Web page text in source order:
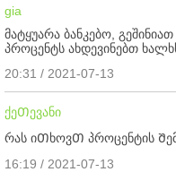
gia
მატყუარა ბანკებო,
პროცენტს ახდევინებთ
20:31 / 2021-07-13
ქეᲗევანი
რას იᲗხოვᲗ პროცენტის
16:19 / 2021-07-13